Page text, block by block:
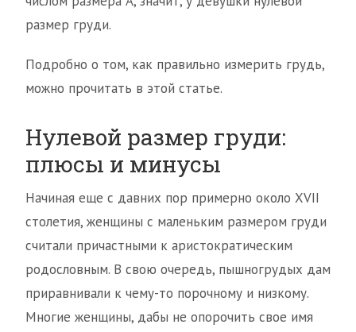
размер груди.
Подробно о том, как правильно измерить грудь,
можно прочитать в этой статье.
Нулевой размер груди:
плюсы и минусы
Начиная еще с давних пор примерно около ХVII
столетия, женщины с маленьким размером груди
считали причастными к аристократическим
родословным. В свою очередь, пышногрудых дам
приравнивали к чему-то порочному и низкому.
Многие женщины, дабы не опорочить свое имя